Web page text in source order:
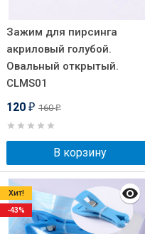
Зажим для пирсинга
акриловый голубой.
Овальный открытый.
CLMS01
120 ₽ 160₽
В корзину
Хит!
-43%